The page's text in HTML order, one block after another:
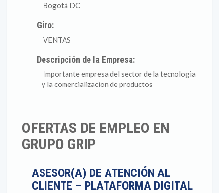
Bogotá DC
Giro:
VENTAS
Descripción de la Empresa:
Importante empresa del sector de la tecnologia
y la comercializacion de productos
OFERTAS DE EMPLEO EN
GRUPO GRIP
ASESOR(A) DE ATENCIÓN AL
CLIENTE – PLATAFORMA DIGITAL